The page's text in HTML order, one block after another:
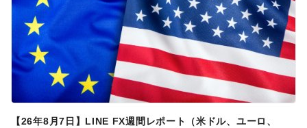
【26年8月7日】LINE FX週間レポート（米ドル、ユーロ、